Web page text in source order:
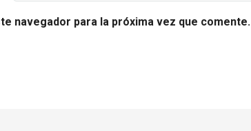
navegador para la próxima vez que comente.